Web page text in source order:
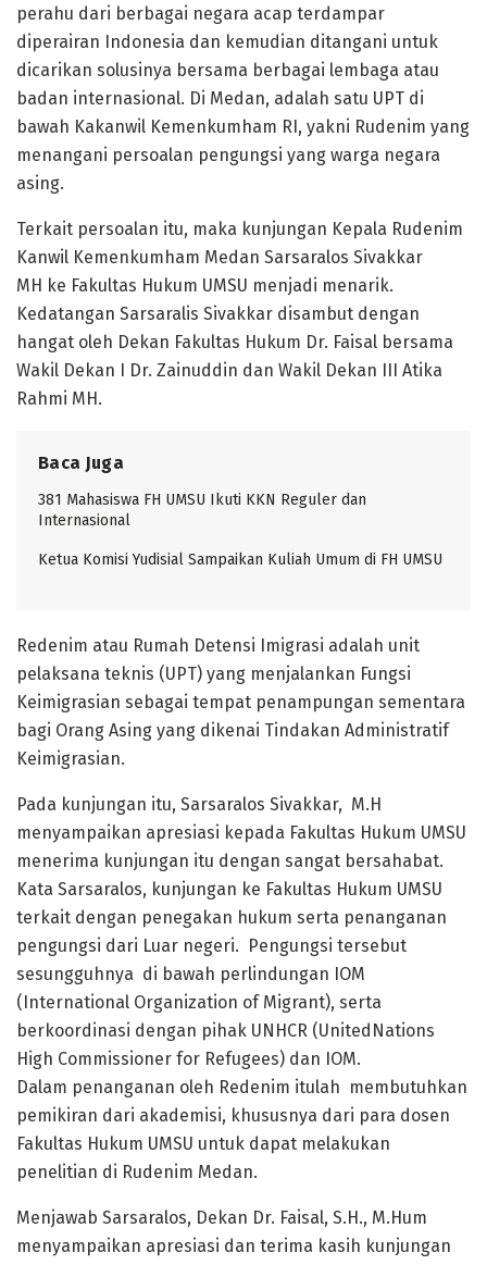
perahu dari berbagai negara acap terdampar
diperairan Indonesia dan kemudian ditangani untuk
dicarikan solusinya bersama berbagai lembaga atau
badan internasional. Di Medan, adalah satu UPT di
bawah Kakanwil Kemenkumham RI, yakni Rudenim yang
menangani persoalan pengungsi yang warga negara
asing.
Terkait persoalan itu, maka kunjungan Kepala Rudenim
Kanwil Kemenkumham Medan Sarsaralos Sivakkar
MH ke Fakultas Hukum UMSU menjadi menarik.
Kedatangan Sarsaralis Sivakkar disambut dengan
hangat oleh Dekan Fakultas Hukum Dr. Faisal bersama
Wakil Dekan I Dr. Zainuddin dan Wakil Dekan III Atika
Rahmi MH.
Baca Juga
381 Mahasiswa FH UMSU Ikuti KKN Reguler dan
Internasional
Ketua Komisi Yudisial Sampaikan Kuliah Umum di FH UMSU
Redenim atau Rumah Detensi Imigrasi adalah unit
pelaksana teknis (UPT) yang menjalankan Fungsi
Keimigrasian sebagai tempat penampungan sementara
bagi Orang Asing yang dikenai Tindakan Administratif
Keimigrasian.
Pada kunjungan itu, Sarsaralos Sivakkar, M.H
menyampaikan apresiasi kepada Fakultas Hukum UMSU
menerima kunjungan itu dengan sangat bersahabat.
Kata Sarsaralos, kunjungan ke Fakultas Hukum UMSU
terkait dengan penegakan hukum serta penanganan
pengungsi dari Luar negeri. Pengungsi tersebut
sesungguhnya di bawah perlindungan IOM
(International Organization of Migrant), serta
berkoordinasi dengan pihak UNHCR (UnitedNations
High Commissioner for Refugees) dan IOM.
Dalam penanganan oleh Redenim itulah membutuhkan
pemikiran dari akademisi, khususnya dari para dosen
Fakultas Hukum UMSU untuk dapat melakukan
penelitian di Rudenim Medan.
Menjawab Sarsaralos, Dekan Dr. Faisal, S.H., M.Hum
menyampaikan apresiasi dan terima kasih kunjungan